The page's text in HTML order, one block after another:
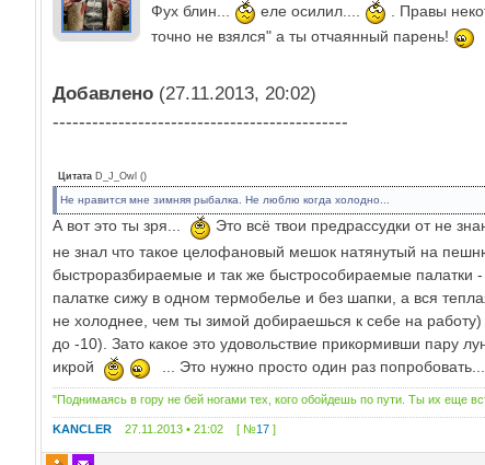
Фух блин... еле осилил....
. Правы
точно не взялся" а ты отчаянный парень!
Добавлено (27.11.2013, 20:02)
---------------------------------------------
Цитата D_J_Owl ()
Не нравится мне зимняя рыбалка. Не люблю когда холодно...
А вот это ты зря...
Это всё твои предрассудки от не
не знал что такое целофановый мешок натянутый на
быстроразбираемые и так же быстрособираемые палатки
палатке сижу в одном термобелье и без шапки, а вся
не холоднее, чем ты зимой добираешься к себе на
до -10). Зато какое это удовольствие прикормивши пару
икрой
... Это нужно просто один раз попробовать...
"Поднимаясь в гору не бей ногами тех, кого обойдешь по пути. Ты их еще
KANCLER 27.11.2013 • 21:02 [ №17 ]